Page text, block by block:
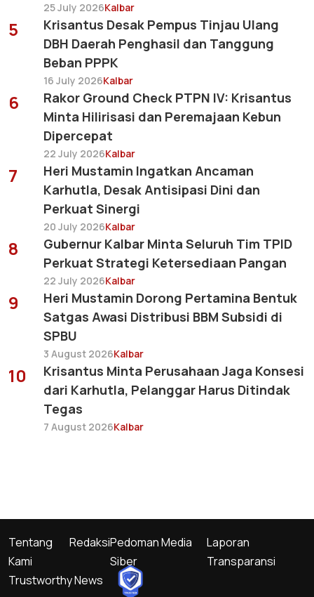
25 July 2026Kalbar
5
Krisantus Desak Pempus Tinjau Ulang
DBH Daerah Penghasil dan Tanggung
Beban PPPK
16 July 2026Kalbar
6
Rakor Ground Check PTPN IV: Krisantus
Minta Hilirisasi dan Peremajaan Kebun
Dipercepat
22 July 2026Kalbar
7
Heri Mustamin Ingatkan Ancaman
Karhutla, Desak Antisipasi Dini dan
Perkuat Sinergi
20 July 2026Kalbar
8
Gubernur Kalbar Minta Seluruh Tim TPID
Perkuat Strategi Ketersediaan Pangan
22 July 2026Kalbar
9
Heri Mustamin Dorong Pertamina Bentuk
Satgas Awasi Distribusi BBM Subsidi di
SPBU
3 August 2026Kalbar
10
Krisantus Minta Perusahaan Jaga Konsesi
dari Karhutla, Pelanggar Harus Ditindak
Tegas
7 August 2026Kalbar
Trustworthy News
Tentang
Kami
RedaksiPedoman Media
Siber
Laporan
Transparansi